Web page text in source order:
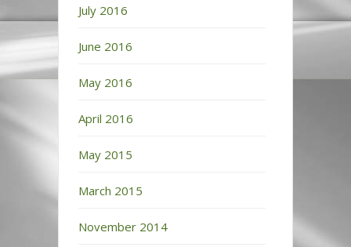
July 2016
June 2016
May 2016
April 2016
May 2015
March 2015
November 2014